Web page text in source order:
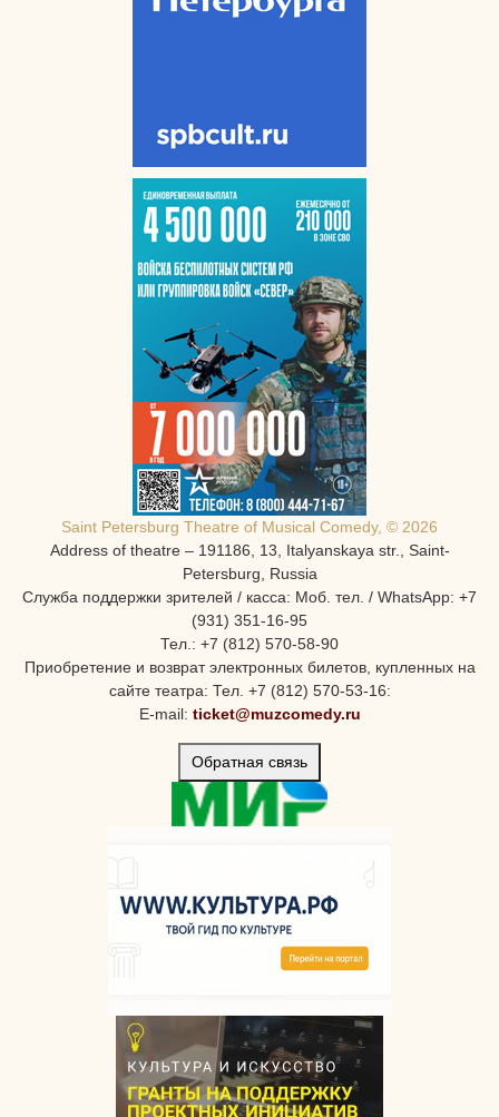
Saint Petersburg Theatre of Musical Comedy, © 2026
Address of theatre – 191186, 13, Italyanskaya str., Saint-
Petersburg, Russia
Служба поддержки зрителей / касса: Моб. тел. / WhatsApp: +7
(931) 351-16-95
Тел.: +7 (812) 570-58-90
Приобретение и возврат электронных билетов, купленных на
сайте театра: Тел. +7 (812) 570-53-16:
E-mail: ticket@muzcomedy.ru
Обратная связь